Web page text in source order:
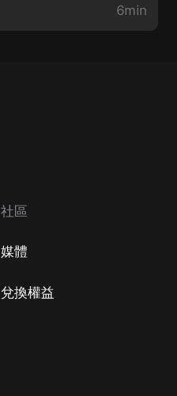
6min
社區
媒體
兌換權益